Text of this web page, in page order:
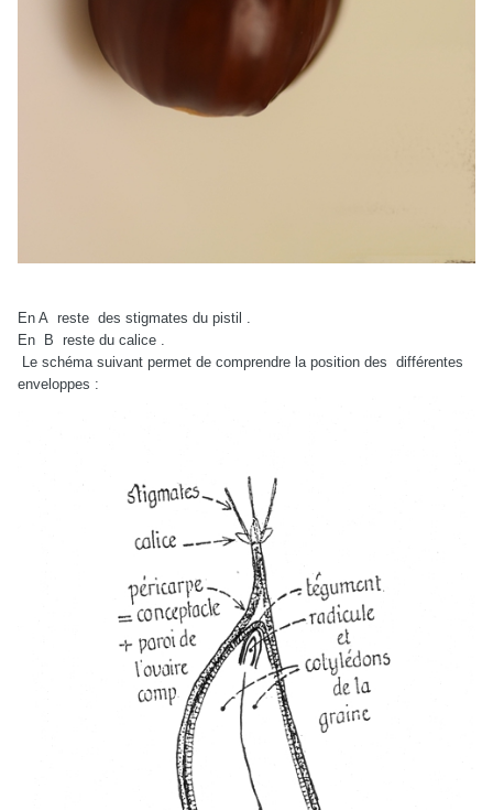
En A reste des stigmates du pistil .
En B reste du calice .
Le schéma suivant permet de comprendre la position des différentes
enveloppes :